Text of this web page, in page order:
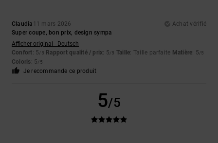
Claudia 11 mars 2026
Achat vérifié
Super coupe, bon prix, design sympa
Afficher original - Deutsch
Confort: 5/5 Rapport qualité / prix: 5/5 Taille: Taille parfaite Matière: 5/5
Coloris: 5/5
Je recommande ce produit
5/5